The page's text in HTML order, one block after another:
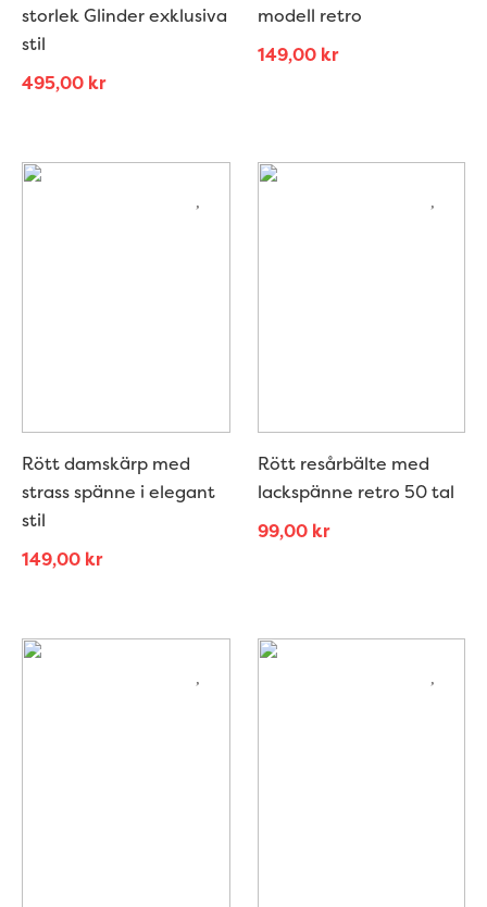
storlek Glinder exklusiva
stil
495,00 kr
modell retro
149,00 kr
Rött damskärp med
strass spänne i elegant
stil
149,00 kr
Rött resårbälte med
lackspänne retro 50 tal
99,00 kr